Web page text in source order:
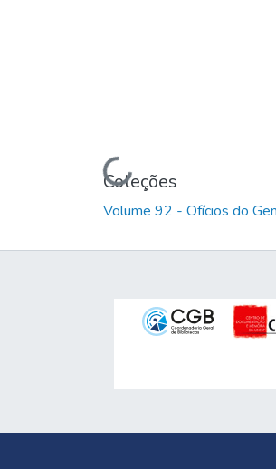
Carregando...
Coleções
Volume 92 - Ofícios do